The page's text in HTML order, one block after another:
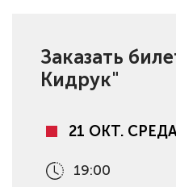
Заказать
Кидрук"
21 ОКТ.
19:00